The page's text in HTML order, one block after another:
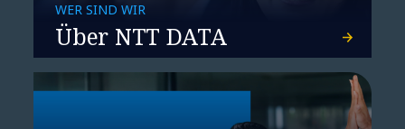
WER SIND WIR
Über NTT DATA